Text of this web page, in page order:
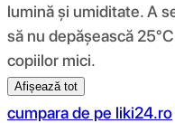
lumină și umiditate. A
să nu depășească
copiilor mici.
Afișează tot
cumpara de pe liki24.ro